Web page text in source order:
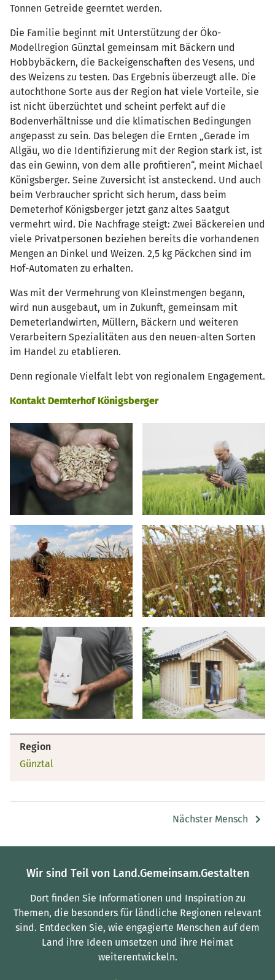
Tonnen Getreide geerntet werden.
Die Familie beginnt mit Unterstützung der Öko-
Modellregion Günztal gemeinsam mit Bäckern und
Hobbybäckern, die Backeigenschaften des Vesens, und
des Weizens zu testen. Das Ergebnis überzeugt alle. Die
autochthone Sorte aus der Region hat viele Vorteile, sie
ist nicht überzüchtet und scheint perfekt auf die
Bodenverhältnisse und die klimatischen Bedingungen
angepasst zu sein. Das belegen die Ernten „Gerade im
Allgäu, wo die Identifizierung mit der Region stark ist, ist
das ein Gewinn, von dem alle profitieren“, meint Michael
Königsberger. Seine Zuversicht ist ansteckend. Und auch
beim Verbraucher spricht sich herum, dass beim
Demeterhof Königsberger jetzt ganz altes Saatgut
vermehrt wird. Die Nachfrage steigt: Zwei Bäckereien und
viele Privatpersonen beziehen bereits die vorhandenen
Mengen an Dinkel und Weizen. 2,5 kg Päckchen sind im
Hof-Automaten zu erhalten.
Was mit der Vermehrung von Kleinstmengen begann,
wird nun ausgebaut, um in Zukunft, gemeinsam mit
Demeterlandwirten, Müllern, Bäckern und weiteren
Verarbeitern Spezialitäten aus den neuen-alten Sorten
im Handel zu etablieren.
Denn regionale Vielfalt lebt von regionalem Engagement.
Kontakt Demterhof Königsberger
Region
Günztal
Nächster Mensch
Wir sind Teil von Land.Gemeinsam.Gestalten
Dort finden Sie Informationen und Inspiration zu
Themen, die besonders für ländliche Regionen relevant
sind. Entdecken Sie, wie engagierte Menschen auf dem
Land ihre Ideen umsetzen und ihre Heimat
weiterentwickeln.